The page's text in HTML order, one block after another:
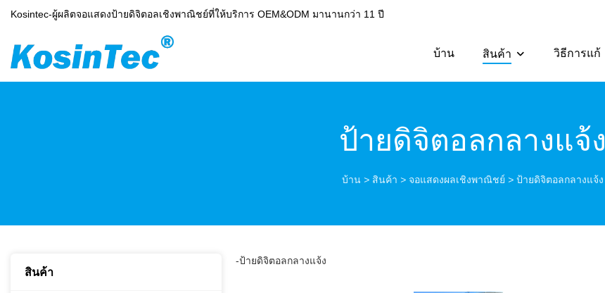
Kosintec-ผู้ผลิตจอแสดงป้ายดิจิตอลเชิงพาณิชย์ที่ให้บริการ OEM&ODM มานานกว่า 11 ปี
บ้าน สินค้า วิธีการแก้
ป้ายดิจิตอลกลางแจ้ง
บ้าน > สินค้า > จอแสดงผลเชิงพาณิชย์ > ป้ายดิจิตอลกลางแจ้ง
สินค้า
-ป้ายดิจิตอลกลางแจ้ง